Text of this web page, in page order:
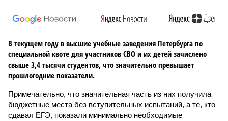
В текущем году в высшие учебные заведения Петербурга по
специальной квоте для участников СВО и их детей зачислено
свыше 3,4 тысячи студентов, что значительно превышает
прошлогодние показатели.
Примечательно, что значительная часть из них получила
бюджетные места без вступительных испытаний, а те, кто
сдавал ЕГЭ, показали минимально необходимые